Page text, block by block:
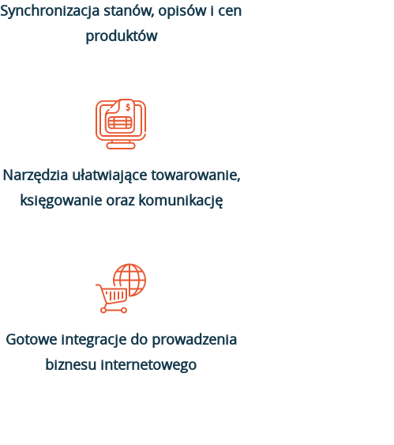
Synchronizacja stanów, opisów i cen
produktów
Narzędzia ułatwiające towarowanie,
księgowanie oraz komunikację
Gotowe integracje do prowadzenia
biznesu internetowego